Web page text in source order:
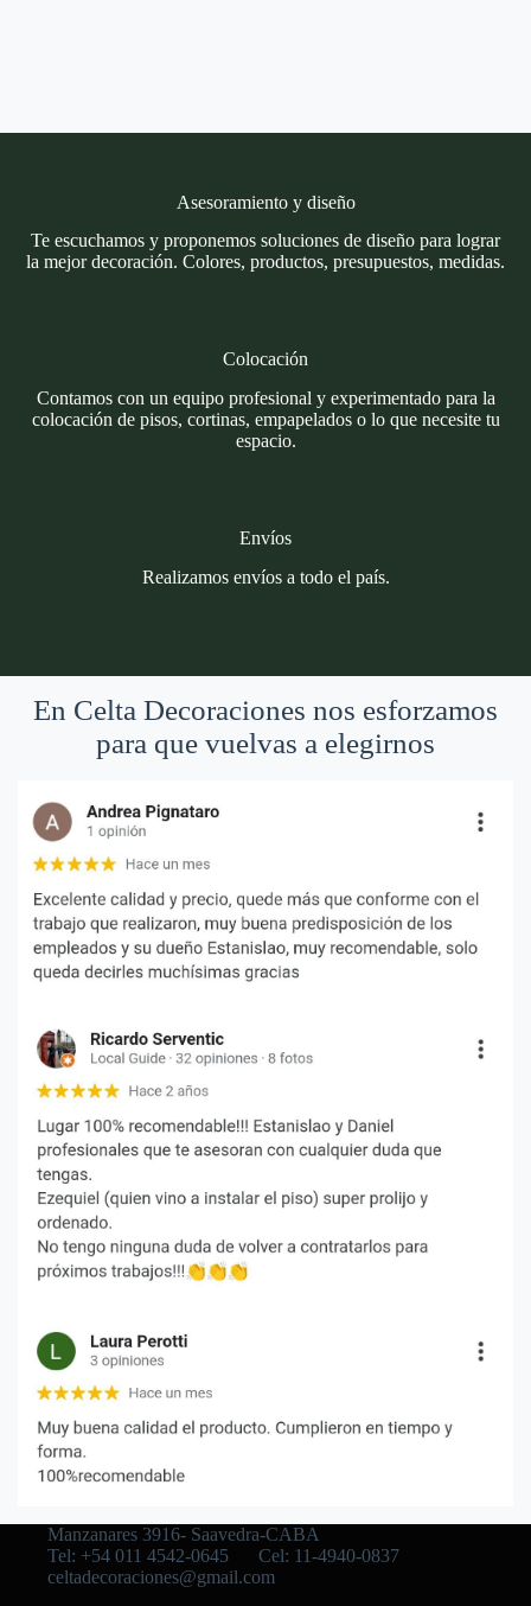
Asesoramiento y diseño
Te escuchamos y proponemos soluciones de diseño para lograr
la mejor decoración. Colores, productos, presupuestos, medidas.
Colocación
Contamos con un equipo profesional y experimentado para la
colocación de pisos, cortinas, empapelados o lo que necesite tu
espacio.
Envíos
Realizamos envíos a todo el país.
En Celta Decoraciones nos esforzamos
para que vuelvas a elegirnos
Manzanares 3916- Saavedra-CABA
Tel: +54 011 4542-0645
Cel: 11-4940-0837
celtadecoraciones@gmail.com